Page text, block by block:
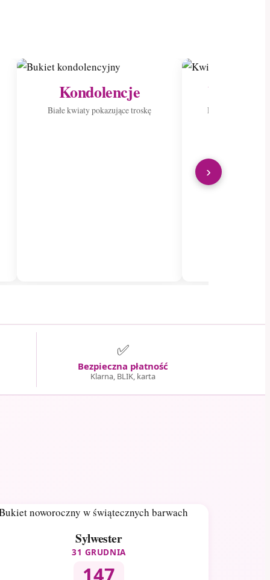
Kondolencje
Białe kwiaty pokazujące troskę
Wyślij
Roznieś radość
›
✅
Bezpieczna płatność
Klarna, BLIK, karta
Sylwester
31 GRUDNIA
147